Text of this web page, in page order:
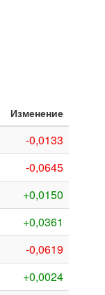
Изменение
-0,0133
-0,0645
+0,0150
+0,0361
-0,0619
+0,0024